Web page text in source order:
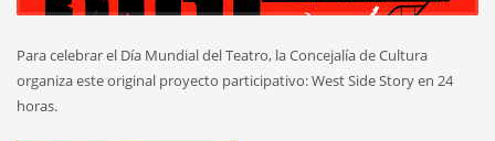
Para celebrar el Día Mundial del Teatro, la Concejalía de Cultura
organiza este original proyecto participativo: West Side Story en 24
horas.